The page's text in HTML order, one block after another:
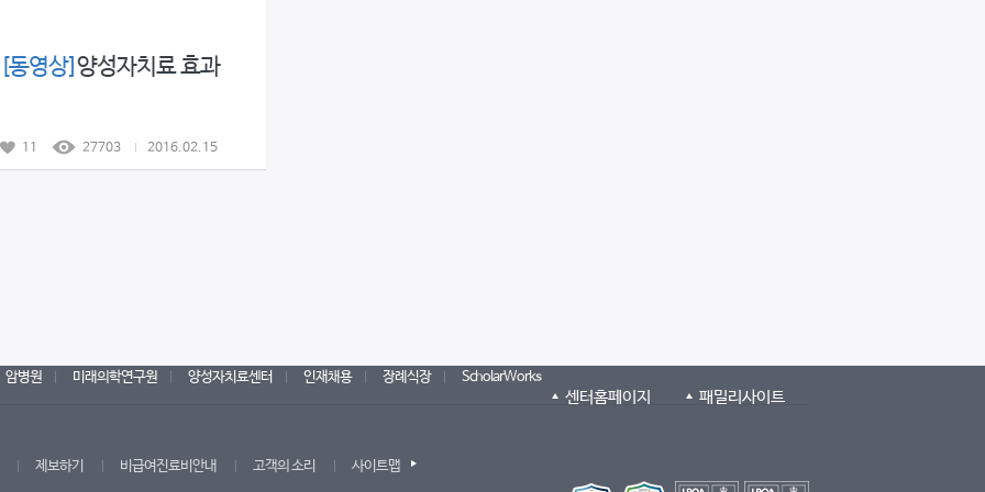
[동영상] 양성자치료 효과
11 27703 2016.02.15
암병원 미래의학연구원 양성자치료센터 인재채용 장례식장 ScholarWorks
센터홈페이지 패밀리사이트
제보하기 비급여진료비안내 고객의 소리 사이트맵